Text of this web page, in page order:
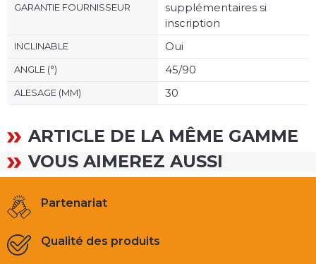
GARANTIE FOURNISSEUR
supplémentaires si
inscription
INCLINABLE Oui
ANGLE (°) 45/90
ALESAGE (MM) 30
ARTICLE DE LA MÊME GAMME
VOUS AIMEREZ AUSSI
Partenariat
Qualité des produits